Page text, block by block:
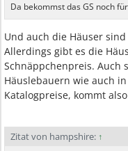
Da bekommst das GS noch
Und auch die Häuser
Allerdings gibt es die
Schnäppchenpreis. Auch
Häuslebauern wie auch
Katalogpreise, kommt
Zitat von hampshire: ↑